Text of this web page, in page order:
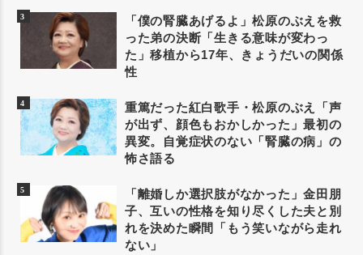
「僕の腎臓あげるよ」松原のぶえを救
った弟の決断「生きる意味が変わっ
た」移植から17年、きょうだいの関係
性
重篤だった紅白歌手・松原のぶえ「声
が出ず、顔色もおかしかった」最初の
異変。自覚症状のない「腎臓の病」の
怖さ語る
「離婚しか選択肢がなかった」金田朋
子、互いの性格を知り尽くした夫と別
れを決めた瞬間「もう笑いながら走れ
ない」